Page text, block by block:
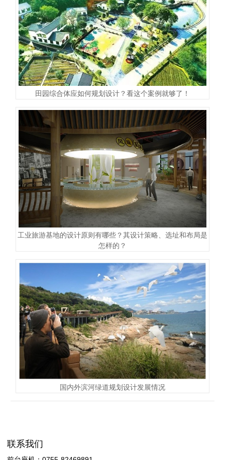
田园综合体应如何规划设计？看这个案例就够了！
工业旅游基地的设计原则有哪些？其设计策略、选址和布局是
怎样的？
国内外滨河绿道规划设计发展情况
联系我们